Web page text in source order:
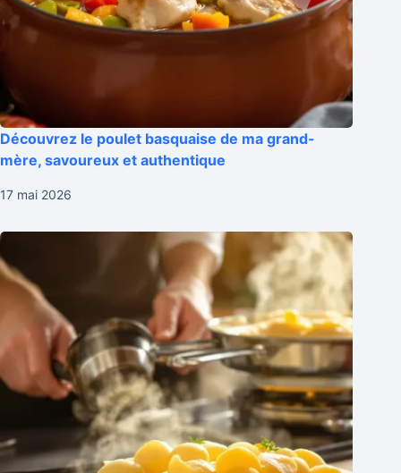
Découvrez le poulet basquaise de ma grand-
mère, savoureux et authentique
17 mai 2026